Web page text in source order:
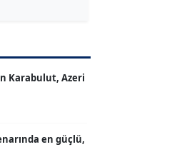
BAYSOY
Karabulut, Azeri
en güçlü,